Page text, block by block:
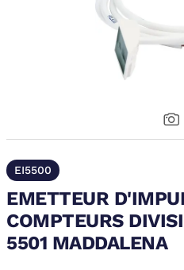
EI5500
EMETTEUR
COMPTEURS
5501 MADDALENA